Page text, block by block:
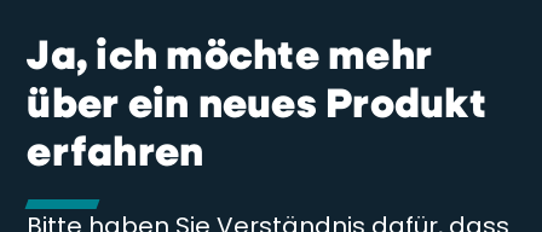
Ja, ich möchte mehr
über ein neues Produkt
erfahren